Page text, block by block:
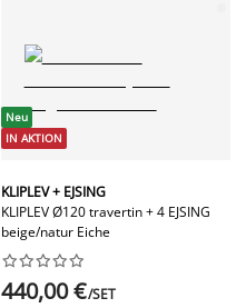
Neu
IN AKTION
KLIPLEV + EJSING
KLIPLEV Ø120 travertin + 4 EJSING
beige/natur Eiche






440,00 €/SET